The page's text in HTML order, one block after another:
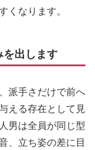
くなります。
を出します
派手さだけで前へ
える存在として見
男は全員が同じ型
、立ち姿の差に目